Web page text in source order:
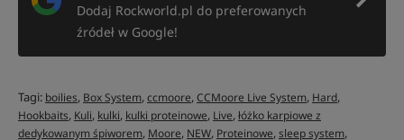
Dodaj Rockworld.pl do preferowanych
źródeł w Google!
Tagi: boilies, Box System,ccmoore,CCMoore Live System, Hard,
Hookbaits, Kuli, kulki, kulki proteinowe, Live,łóżko karpiowe z
dedykowanym śpiworem, Moore, NEW, Proteinowe,sleep system,